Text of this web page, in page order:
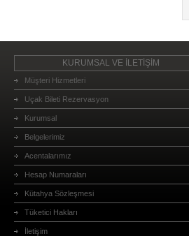
KURUMSAL VE İLETİŞİM
Müşteri Hizmetleri
Uçak Bileti Rezervasyon
Kurumsal
Belgelerimiz
Acentalarımız
Hesap Numaraları
Kütahya Sözleşmesi
Tüketici Hakları
İletişim